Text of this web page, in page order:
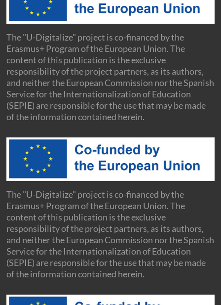
The "U-Digitalize" project is co-financed by the
Erasmus+ Program of the European Union. The
content of this publication is the exclusive
responsibility of the project partners, as its authors,
and neither the European Commission nor the Spanish
Service for the Internationalization of Education
(SEPIE) are responsible for the use that may be made
of the information contained herein.
The "U-Digitalize" project is co-financed by the
Erasmus+ Program of the European Union. The
content of this publication is the exclusive
responsibility of the project partners, as its authors,
and neither the European Commission nor the Spanish
Service for the Internationalization of Education
(SEPIE) are responsible for the use that may be made
of the information contained herein.